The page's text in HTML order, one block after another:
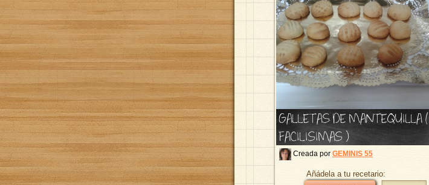
GALLETAS DE MANTEQUILLA (
FACILISIMAS )
Creada por GEMINIS 55
Añádela a tu recetario: